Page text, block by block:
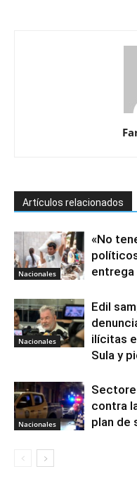
Artículos relacionados
Nacionales
«No
entrega
Nacionales
Edil
ilícitas
Sula y
Nacionales
contra
plan de